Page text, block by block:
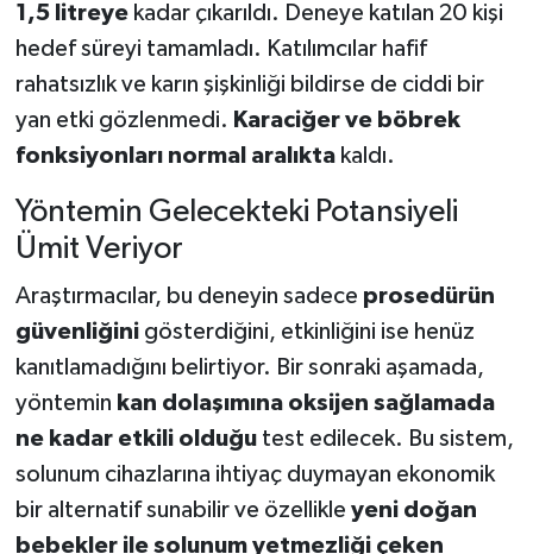
1,5 litreyekadar çıkarıldı. Deneye katılan 20 kişi
hedef süreyi tamamladı. Katılımcılar hafif
rahatsızlık ve karın şişkinliği bildirse de ciddi bir
yan etki gözlenmedi. Karaciğer ve böbrek
fonksiyonları normal aralıktakaldı.
Yöntemin Gelecekteki Potansiyeli
Ümit Veriyor
Araştırmacılar, bu deneyin sadece prosedürün
güvenliğinigösterdiğini, etkinliğini ise henüz
kanıtlamadığını belirtiyor. Bir sonraki aşamada,
yöntemin kan dolaşımına oksijen sağlamada
ne kadar etkili olduğutest edilecek. Bu sistem,
solunum cihazlarına ihtiyaç duymayan ekonomik
bir alternatif sunabilir ve özellikle yeni doğan
bebekler ile solunum yetmezliği çeken